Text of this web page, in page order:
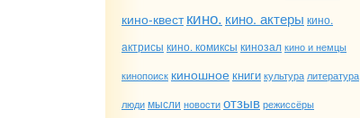
кино-квест кино. кино. актеры кино.
актрисы кино. комиксы кинозал кино и немцы
кинопоиск киношноекнигикультура литература
люди мысли новостиотзыврежиссёры